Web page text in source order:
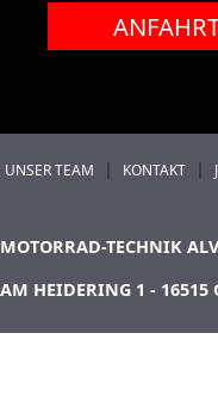
UNSER TEAM | KONTAKT |
MOTORRAD-TECHNIK
AM HEIDERING 1 - 16515